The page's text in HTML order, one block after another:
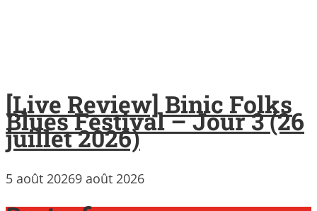
[Live Review] Binic Folks
Blues Festival – Jour 3 (26
juillet 2026)
5 août 20269 août 2026